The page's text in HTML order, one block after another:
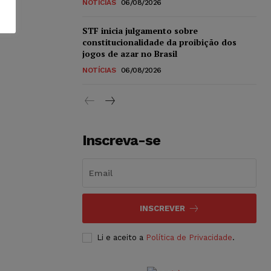
NOTÍCIAS 06/08/2026
STF inicia julgamento sobre
constitucionalidade da proibição dos
jogos de azar no Brasil
NOTÍCIAS 06/08/2026
Inscreva-se
INSCREVER
Li e aceito a Política de Privacidade.